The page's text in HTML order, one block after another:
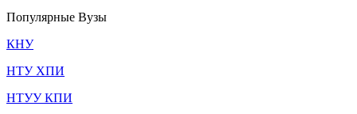
Популярные Вузы
КНУ
НТУ ХПИ
НТУУ КПИ